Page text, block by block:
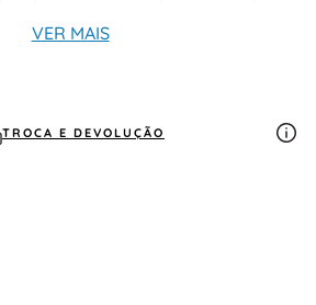
VER MAIS
TROCA E DEVOLUÇÃO